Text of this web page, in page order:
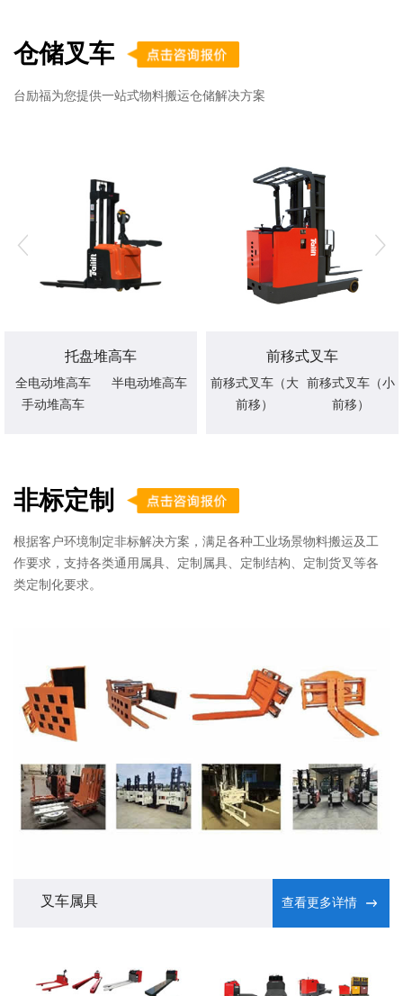
仓储叉车
台励福为您提供一站式物料搬运仓储解决方案
托盘堆高车
全电动堆高车
半电动堆高车
手动堆高车
前移式叉车
前移式叉车（大
前移）
前移式叉车（小
前移）
非标定制
根据客户环境制定非标解决方案，满足各种工业场景物料搬运及工
作要求，支持各类通用属具、定制属具、定制结构、定制货叉等各
类定制化要求。
叉车属具 查看更多详情